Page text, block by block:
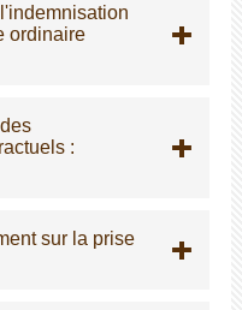
ordinaire
:
sur la prise